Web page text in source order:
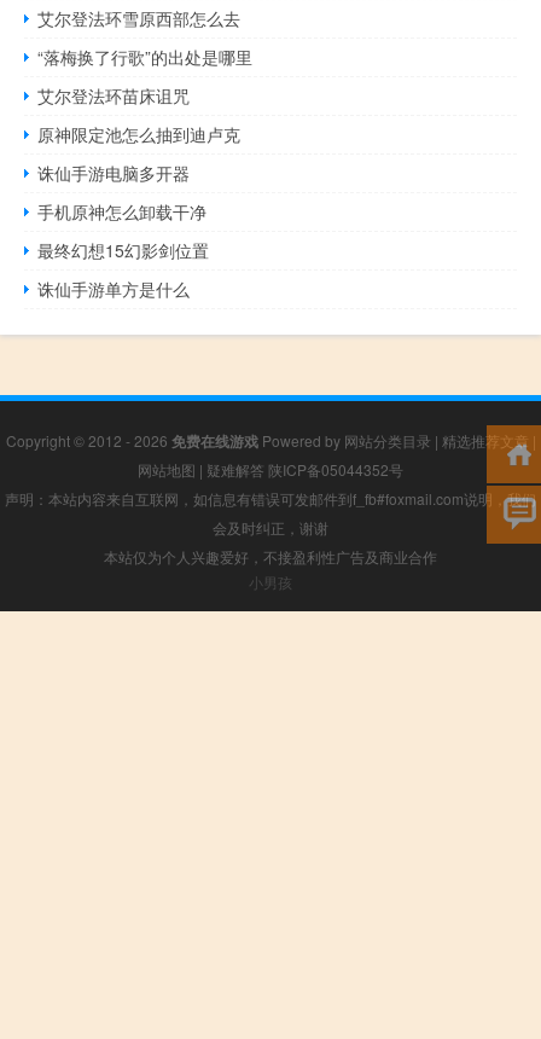
艾尔登法环雪原西部怎么去
“落梅换了行歌”的出处是哪里
艾尔登法环苗床诅咒
原神限定池怎么抽到迪卢克
诛仙手游电脑多开器
手机原神怎么卸载干净
最终幻想15幻影剑位置
诛仙手游单方是什么
Copyright © 2012 - 2026 免费在线游戏Powered by 网站分类目录 | 精选推荐文章 |
网站地图 | 疑难解答 陕ICP备05044352号
声明：本站内容来自互联网，如信息有错误可发邮件到f_fb#foxmail.com说明，我们
会及时纠正，谢谢
本站仅为个人兴趣爱好，不接盈利性广告及商业合作
小男孩